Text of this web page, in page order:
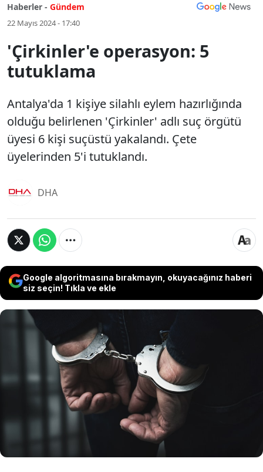
Haberler - Gündem
22 Mayıs 2024 - 17:40
'Çirkinler'e operasyon: 5
tutuklama
Antalya'da 1 kişiye silahlı eylem hazırlığında
olduğu belirlenen 'Çirkinler' adlı suç örgütü
üyesi 6 kişi suçüstü yakalandı. Çete
üyelerinden 5'i tutuklandı.
DHA
Google algoritmasına bırakmayın, okuyacağınız haberi
siz seçin! Tıkla ve ekle
Antalya'da 1 kişiye silahlı eylem
hazırlığında olduğu belirlenen 'Çirkinler'
adlı suç örgütü üyesi 6 kişi suçüstü
yakalandı. Çete üyelerinden 5'i tutuklandı.